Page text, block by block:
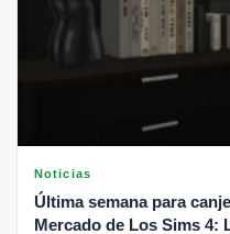
Noticias
Última semana para
Mercado de Los Sims 4: